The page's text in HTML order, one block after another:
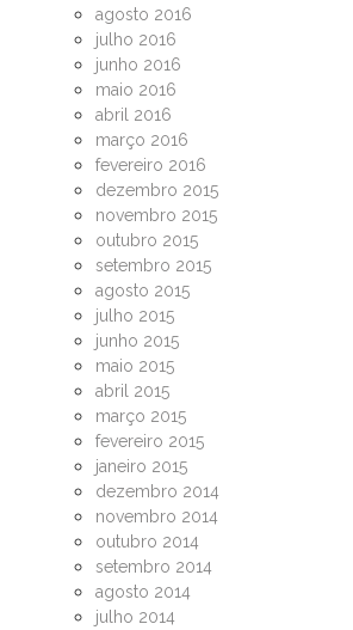
agosto 2016
julho 2016
junho 2016
maio 2016
abril 2016
março 2016
fevereiro 2016
dezembro 2015
novembro 2015
outubro 2015
setembro 2015
agosto 2015
julho 2015
junho 2015
maio 2015
abril 2015
março 2015
fevereiro 2015
janeiro 2015
dezembro 2014
novembro 2014
outubro 2014
setembro 2014
agosto 2014
julho 2014